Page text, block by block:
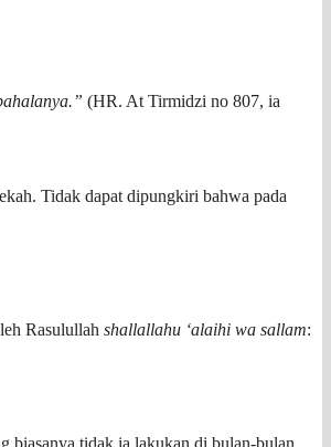
(HR. At Tirmidzi no 807, ia
Tidak dapat dipungkiri bahwa pada
Rasulullah shallallahu ‘alaihi wa sallam:
biasanya tidak ia lakukan di bulan-bulan